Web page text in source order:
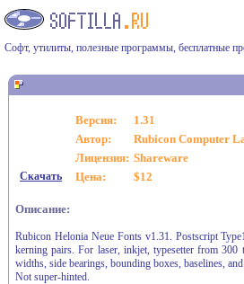
Софт, утилиты, полезные программы, бесплатные
Версия:
1.31
Автор:
Rubicon Computer
Лицензия: Shareware
Скачать Цена: $12
Описание:
Rubicon Helonia Neue Fonts v1.31. Postscript
kerning pairs. For laser, inkjet, typesetter from
widths, side bearings, bounding boxes, baselines,
Not super-hinted.